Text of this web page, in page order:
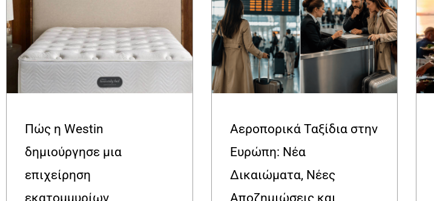
Πώς η Westin
δημιούργησε μια
επιχείρηση
εκατομμυρίων
Αεροπορικά Ταξίδια στην
Ευρώπη: Νέα
Δικαιώματα, Νέες
Αποζημιώσεις και